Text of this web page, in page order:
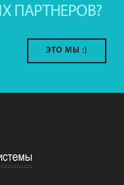
ПАРТНЕРОВ?
ЭТО МЫ :)